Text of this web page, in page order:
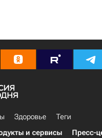
Здоровье
Теги
и сервисы Пресс-